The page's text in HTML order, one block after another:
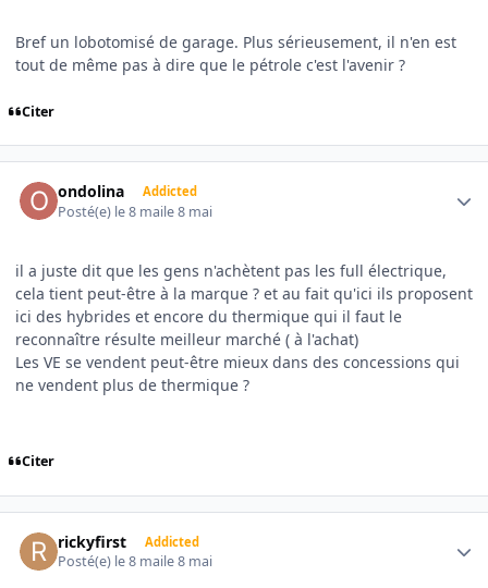
Bref un lobotomisé de garage. Plus sérieusement, il n'en est
tout de même pas à dire que le pétrole c'est l'avenir ?
Citer
ondolina Addicted
Posté(e) le 8 maile 8 mai
il a juste dit que les gens n'achètent pas les full électrique,
cela tient peut-être à la marque ? et au fait qu'ici ils proposent
ici des hybrides et encore du thermique qui il faut le
reconnaître résulte meilleur marché ( à l'achat)
Les VE se vendent peut-être mieux dans des concessions qui
ne vendent plus de thermique ?
Citer
rickyfirst Addicted
Posté(e) le 8 maile 8 mai